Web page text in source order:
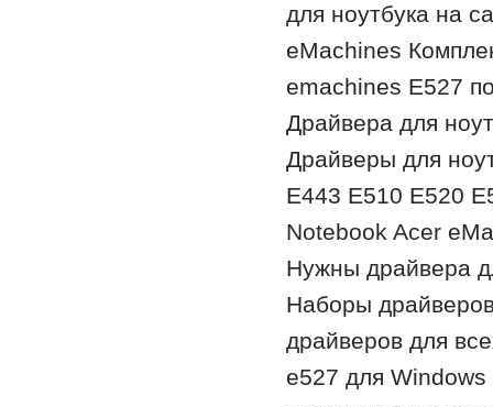
для ноутбука на
eMachines
emachines E527
Драйвера для
Драйверы для
E443 E510 E520
Notebook Acer
Нужны драйвера
Наборы
драйверов для
e527 для